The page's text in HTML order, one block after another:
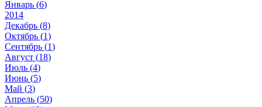
Январь (6)
2014
Декабрь (8)
Октябрь (1)
Сентябрь (1)
Август (18)
Июль (4)
Июнь (5)
Май (3)
Апрель (50)